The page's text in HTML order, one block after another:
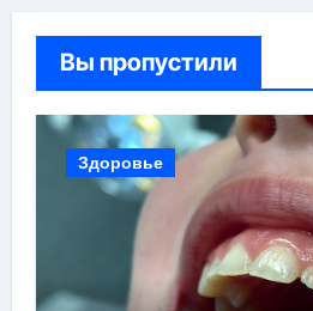
Вы пропустили
Здоровье